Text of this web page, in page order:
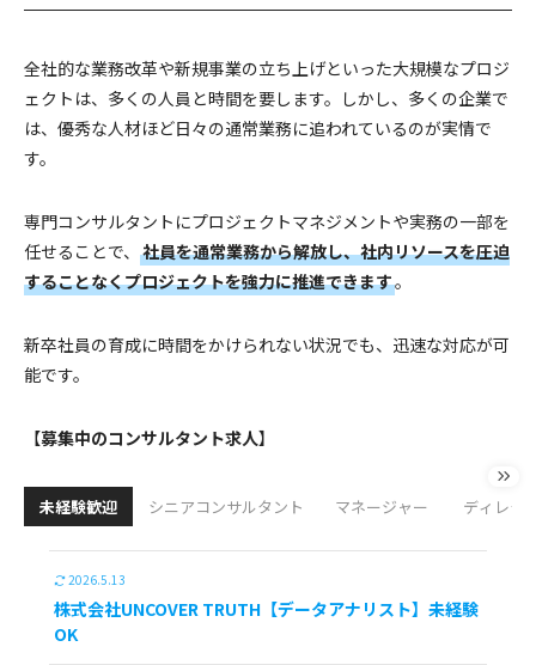
全社的な業務改革や新規事業の立ち上げといった大規模なプロジ
ェクトは、多くの人員と時間を要します。しかし、多くの企業で
は、優秀な人材ほど日々の通常業務に追われているのが実情で
す。
専門コンサルタントにプロジェクトマネジメントや実務の一部を
任せることで、 社員を通常業務から解放し、社内リソースを圧迫
することなくプロジェクトを強力に推進できます。
新卒社員の育成に時間をかけられない状況でも、迅速な対応が可
能です。
【募集中のコンサルタント求人】
未経験歓迎 シニアコンサルタント マネージャー ディレク
2026.5.13
株式会社UNCOVER TRUTH【データアナリスト】未経験
OK